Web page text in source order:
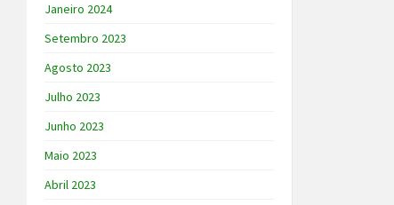
Janeiro 2024
Setembro 2023
Agosto 2023
Julho 2023
Junho 2023
Maio 2023
Abril 2023